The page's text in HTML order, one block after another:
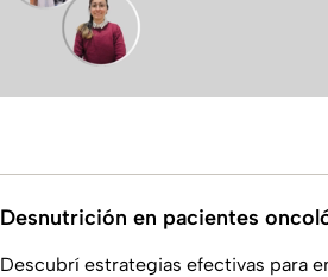
Descubrí estrategias efectivas para
Desnutrición en pacientes